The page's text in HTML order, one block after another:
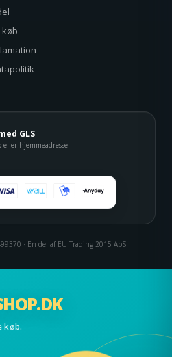
køb.
køb
GLS
eller hjemmeadresse
· En del af EU Trading 2015 ApS